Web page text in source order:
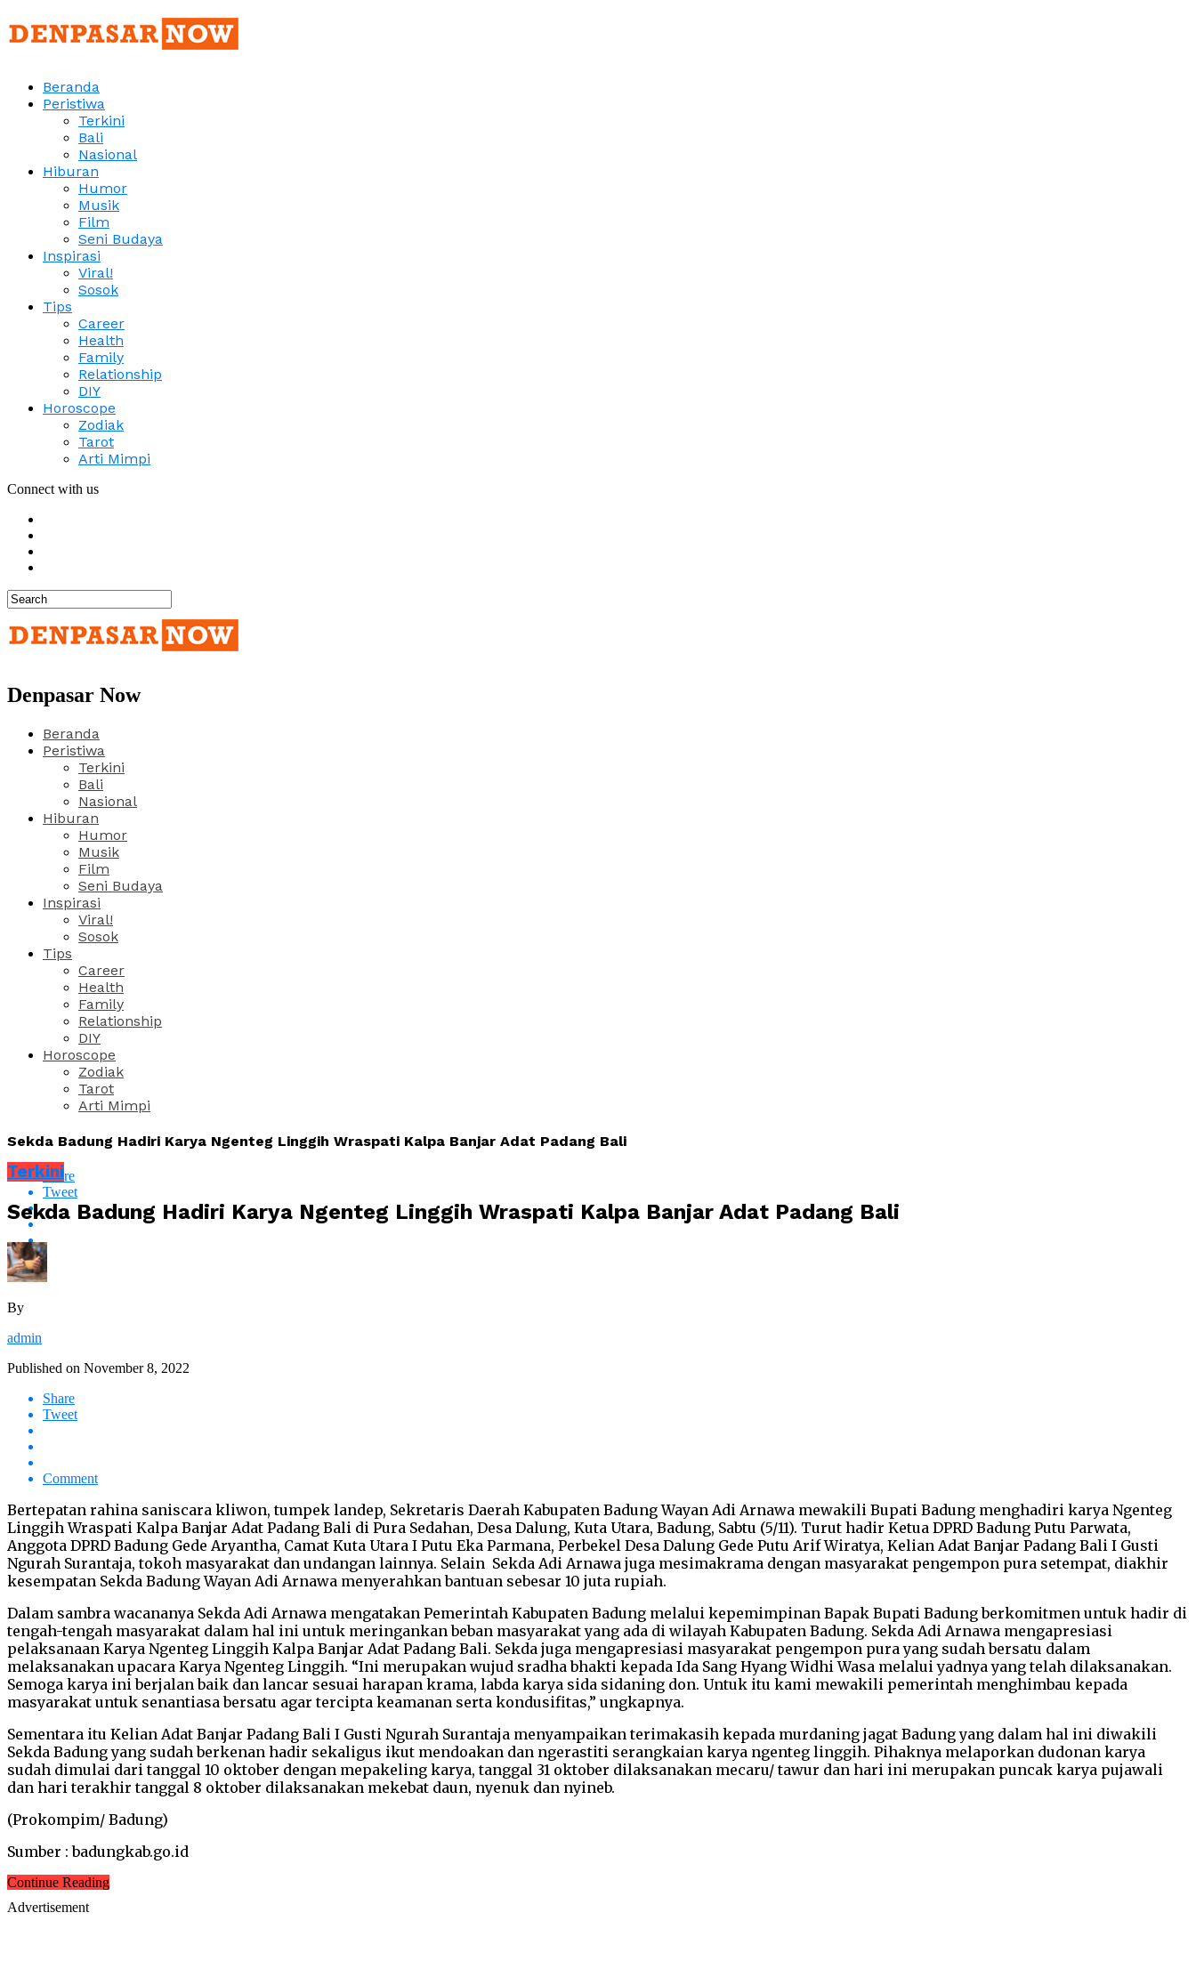
Beranda
Peristiwa
Terkini
Bali
Nasional
Hiburan
Humor
Musik
Film
Seni Budaya
Inspirasi
Viral!
Sosok
Tips
Career
Health
Family
Relationship
DIY
Horoscope
Zodiak
Tarot
Arti Mimpi
Connect with us
Denpasar Now
Beranda
Peristiwa
Terkini
Bali
Nasional
Hiburan
Humor
Musik
Film
Seni Budaya
Inspirasi
Viral!
Sosok
Tips
Career
Health
Family
Relationship
DIY
Horoscope
Zodiak
Tarot
Arti Mimpi
Sekda Badung Hadiri Karya Ngenteg Linggih Wraspati Kalpa Banjar Adat Padang Bali
Share
Tweet
Terkini
Sekda Badung Hadiri Karya Ngenteg Linggih Wraspati Kalpa Banjar Adat Padang Bali
By
admin
Published on November 8, 2022
Share
Tweet
Comment
Bertepatan rahina saniscara kliwon, tumpek landep, Sekretaris Daerah Kabupaten Badung Wayan Adi Arnawa mewakili Bupati Badung menghadiri karya Ngenteg
Linggih Wraspati Kalpa Banjar Adat Padang Bali di Pura Sedahan, Desa Dalung, Kuta Utara, Badung, Sabtu (5/11). Turut hadir Ketua DPRD Badung Putu Parwata,
Anggota DPRD Badung Gede Aryantha, Camat Kuta Utara I Putu Eka Parmana, Perbekel Desa Dalung Gede Putu Arif Wiratya, Kelian Adat Banjar Padang Bali I Gusti
Ngurah Surantaja, tokoh masyarakat dan undangan lainnya. Selain Sekda Adi Arnawa juga mesimakrama dengan masyarakat pengempon pura setempat, diakhir
kesempatan Sekda Badung Wayan Adi Arnawa menyerahkan bantuan sebesar 10 juta rupiah.
Dalam sambra wacananya Sekda Adi Arnawa mengatakan Pemerintah Kabupaten Badung melalui kepemimpinan Bapak Bupati Badung berkomitmen untuk hadir di
tengah-tengah masyarakat dalam hal ini untuk meringankan beban masyarakat yang ada di wilayah Kabupaten Badung. Sekda Adi Arnawa mengapresiasi
pelaksanaan Karya Ngenteg Linggih Kalpa Banjar Adat Padang Bali. Sekda juga mengapresiasi masyarakat pengempon pura yang sudah bersatu dalam
melaksanakan upacara Karya Ngenteg Linggih. “Ini merupakan wujud sradha bhakti kepada Ida Sang Hyang Widhi Wasa melalui yadnya yang telah dilaksanakan.
Semoga karya ini berjalan baik dan lancar sesuai harapan krama, labda karya sida sidaning don. Untuk itu kami mewakili pemerintah menghimbau kepada
masyarakat untuk senantiasa bersatu agar tercipta keamanan serta kondusifitas,” ungkapnya.
Sementara itu Kelian Adat Banjar Padang Bali I Gusti Ngurah Surantaja menyampaikan terimakasih kepada murdaning jagat Badung yang dalam hal ini diwakili
Sekda Badung yang sudah berkenan hadir sekaligus ikut mendoakan dan ngerastiti serangkaian karya ngenteg linggih. Pihaknya melaporkan dudonan karya
sudah dimulai dari tanggal 10 oktober dengan mepakeling karya, tanggal 31 oktober dilaksanakan mecaru/ tawur dan hari ini merupakan puncak karya pujawali
dan hari terakhir tanggal 8 oktober dilaksanakan mekebat daun, nyenuk dan nyineb.
(Prokompim/ Badung)
Sumber : badungkab.go.id
Continue Reading
Advertisement